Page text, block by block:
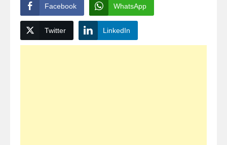
Facebook WhatsApp
Twitter LinkedIn